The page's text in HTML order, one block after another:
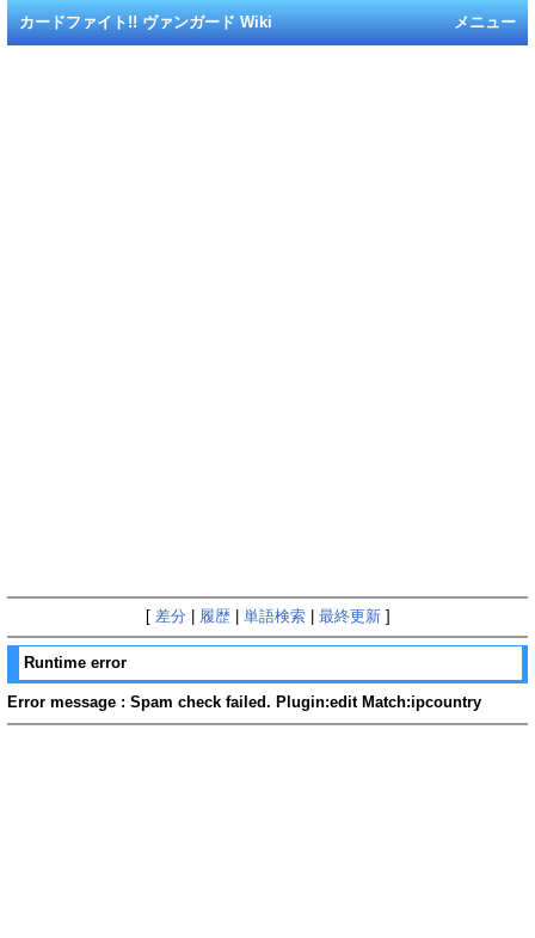
メニュー
カードファイト!! ヴァンガード Wiki
[ 差分 履歴| 単語検索| 最終更新]
Runtime error
Error message : Spam check failed. Plugin:edit Match:ipcountry